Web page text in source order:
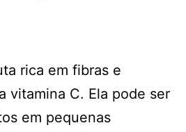
rica em fibras e
vitamina C. Ela pode ser
em pequenas